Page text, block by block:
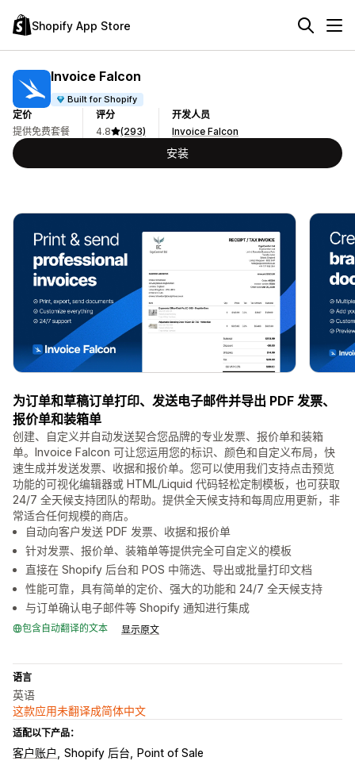
Shopify App Store
Invoice Falcon
Built for Shopify
定价
提供免费套餐
评分
4.8
(293)
开发人员
Invoice Falcon
安装
为订单和草稿订单打印、发送电子邮件并导出 PDF 发票、
报价单和装箱单
创建、自定义并自动发送契合您品牌的专业发票、报价单和装箱
单。Invoice Falcon 可让您运用您的标识、颜色和自定义布局，快
速生成并发送发票、收据和报价单。您可以使用我们支持点击预览
功能的可视化编辑器或 HTML/Liquid 代码轻松定制模板，也可获取
24/7 全天候支持团队的帮助。提供全天候支持和每周应用更新，非
常适合任何规模的商店。
自动向客户发送 PDF 发票、收据和报价单
针对发票、报价单、装箱单等提供完全可自定义的模板
直接在 Shopify 后台和 POS 中筛选、导出或批量打印文档
性能可靠，具有简单的定价、强大的功能和 24/7 全天候支持
与订单确认电子邮件等 Shopify 通知进行集成
包含自动翻译的文本 显示原文
语言
英语
这款应用未翻译成简体中文
适配以下产品：
客户账户 Shopify 后台 Point of Sale